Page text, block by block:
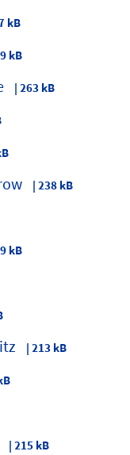
kB
kB
| 263 kB
| 238 kB
kB
| 213 kB
| 215 kB